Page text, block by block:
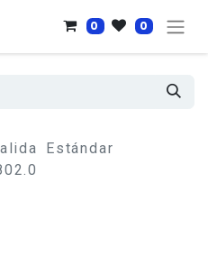
0 0
Estándar